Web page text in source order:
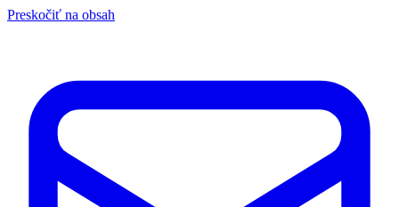
Preskočiť na obsah